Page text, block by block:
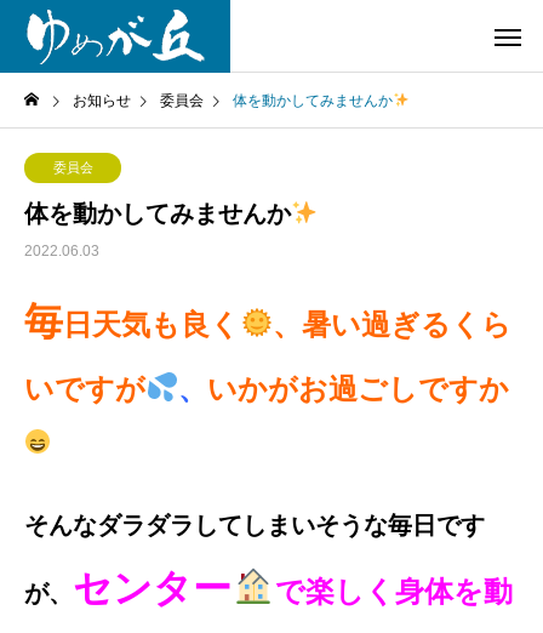
お知らせ 委員会 体を動かしてみませんか
委員会
体を動かしてみませんか
2022.06.03
毎 日天気も良く
、暑い過ぎるくら
いですが
、 いかがお過ごしですか
そんなダラダラしてしまいそうな毎日です
が、 センター
で楽しく身体を動